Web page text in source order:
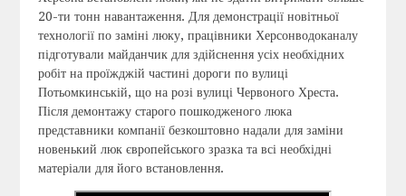
20-ти тонн навантаження. Для демонстрації новітньої
технології по заміні люку, працівники Херсонводоканалу
підготували майданчик для здійснення усіх необхідних
робіт на проїжджій частині дороги по вулиці
Потьомкинській, що на розі вулиці Червоного Хреста.
Після демонтажу старого пошкодженого люка
представники компанії безкоштовно надали для заміни
новенький люк європейського зразка та всі необхідні
матеріали для його встановлення.